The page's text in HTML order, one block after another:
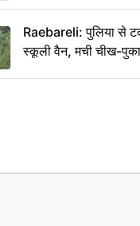
Raebareli: पुलिया से
स्कूली वैन, मची चीख-